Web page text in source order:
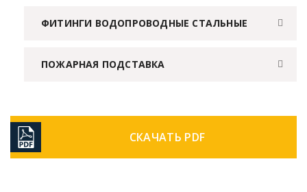
ФИТИНГИ ВОДОПРОВОДНЫЕ СТАЛЬНЫЕ
ПОЖАРНАЯ ПОДСТАВКА
СКАЧАТЬ PDF